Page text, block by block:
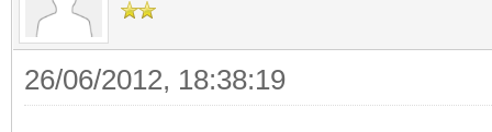
26/06/2012, 18:38:19